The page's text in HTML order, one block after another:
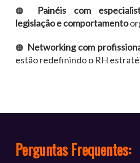
🟠 Painéis com
legislação e comportamento
🟠 Networking com
estão redefinindo o RH
Perguntas Frequentes: